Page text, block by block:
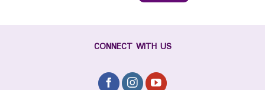
CONNECT WITH US